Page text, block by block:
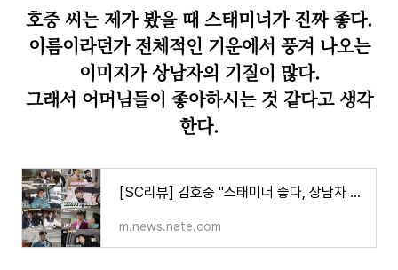
호중 씨는 제가 봤을 때 스태미너가 진짜 좋다.
이름이라던가 전체적인 기운에서 풍겨 나오는
이미지가 상남자의 기질이 많다.
그래서 어머님들이 좋아하시는 것 같다고 생각
한다.
[SC리뷰] 김호중 "스태미너 좋다, 상남자 기질 다분" 평 받아…김주하 앵커와의 만남은 '불발' ('가
m.news.nate.com